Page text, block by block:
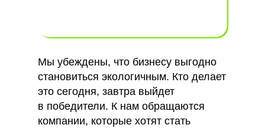
Мы убеждены, что бизнесу выгодно
становиться экологичным. Кто делает
это сегодня, завтра выйдет
в победители. К нам обращаются
компании, которые хотят стать